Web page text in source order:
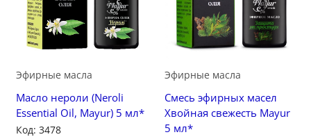
Эфирные масла
Масло нероли (Neroli
Essential Oil, Mayur) 5 мл*
Код: 3478
Эфирные масла
Смесь эфирных масел
Хвойная свежесть Mayur
5 мл*